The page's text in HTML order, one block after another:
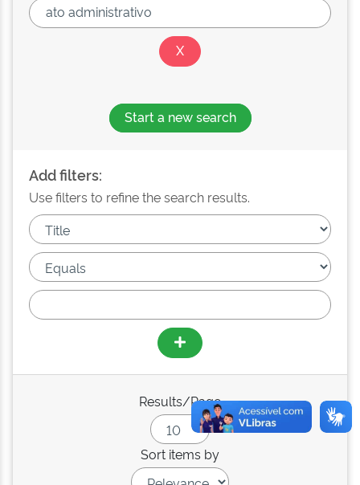
Start a new search
Add filters:
Use filters to refine the search results.
Results/Page
Sort items by